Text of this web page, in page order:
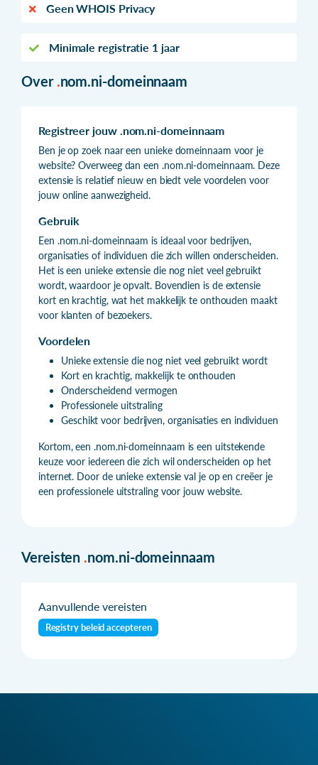
Geen WHOIS Privacy
Minimale registratie 1 jaar
Over .nom.ni-domeinnaam
Registreer jouw .nom.ni-domeinnaam
Ben je op zoek naar een unieke domeinnaam voor je
website? Overweeg dan een .nom.ni-domeinnaam. Deze
extensie is relatief nieuw en biedt vele voordelen voor
jouw online aanwezigheid.
Gebruik
Een .nom.ni-domeinnaam is ideaal voor bedrijven,
organisaties of individuen die zich willen onderscheiden.
Het is een unieke extensie die nog niet veel gebruikt
wordt, waardoor je opvalt. Bovendien is de extensie
kort en krachtig, wat het makkelijk te onthouden maakt
voor klanten of bezoekers.
Voordelen
Unieke extensie die nog niet veel gebruikt wordt
Kort en krachtig, makkelijk te onthouden
Onderscheidend vermogen
Professionele uitstraling
Geschikt voor bedrijven, organisaties en individuen
Kortom, een .nom.ni-domeinnaam is een uitstekende
keuze voor iedereen die zich wil onderscheiden op het
internet. Door de unieke extensie val je op en creëer je
een professionele uitstraling voor jouw website.
Vereisten .nom.ni-domeinnaam
Aanvullende vereisten
Registry beleid accepteren